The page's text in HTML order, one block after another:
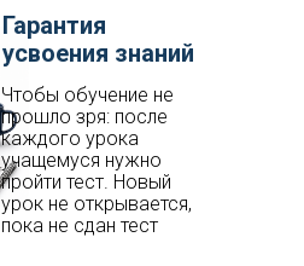
Гарантия
усвоения знаний
Чтобы обучение не
прошло зря: после
каждого урока
учащемуся нужно
пройти тест. Новый
урок не открывается,
пока не сдан тест